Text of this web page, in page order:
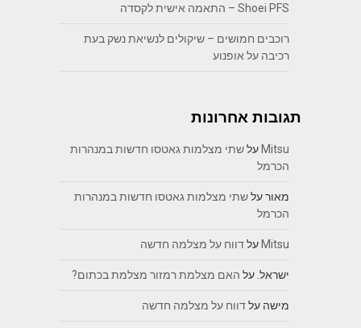
Shoei PFS – התאמה אישית לקסדה
רוכבים חמושים – שיקולים לנשיאת נשק בעת
רכיבה על אופנוע
תגובות אחרונות
Mitsuעלשתי מצלמות גאטסו חדשות במנהרות
הכרמל
מאורעלשתי מצלמות גאטסו חדשות במנהרות
הכרמל
Mitsuעלדווח על מצלמה חדשה
ישראל. על האם מצלמת רמזור מצלמת בכתום?
מישה עלדווח על מצלמה חדשה